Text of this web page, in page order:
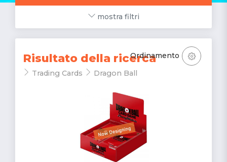
mostra filtri
Risultato della ricerca
Trading Cards Dragon Ball
Ordinamento